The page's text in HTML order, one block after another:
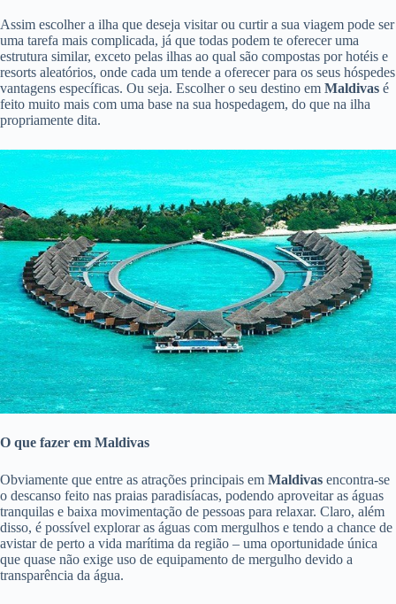
Assim escolher a ilha que deseja visitar ou curtir a sua viagem pode ser
uma tarefa mais complicada, já que todas podem te oferecer uma
estrutura similar, exceto pelas ilhas ao qual são compostas por hotéis e
resorts aleatórios, onde cada um tende a oferecer para os seus hóspedes
vantagens específicas. Ou seja. Escolher o seu destino em Maldivas é
feito muito mais com uma base na sua hospedagem, do que na ilha
propriamente dita.
O que fazer em Maldivas
Obviamente que entre as atrações principais em Maldivas encontra-se
o descanso feito nas praias paradisíacas, podendo aproveitar as águas
tranquilas e baixa movimentação de pessoas para relaxar. Claro, além
disso, é possível explorar as águas com mergulhos e tendo a chance de
avistar de perto a vida marítima da região – uma oportunidade única
que quase não exige uso de equipamento de mergulho devido a
transparência da água.